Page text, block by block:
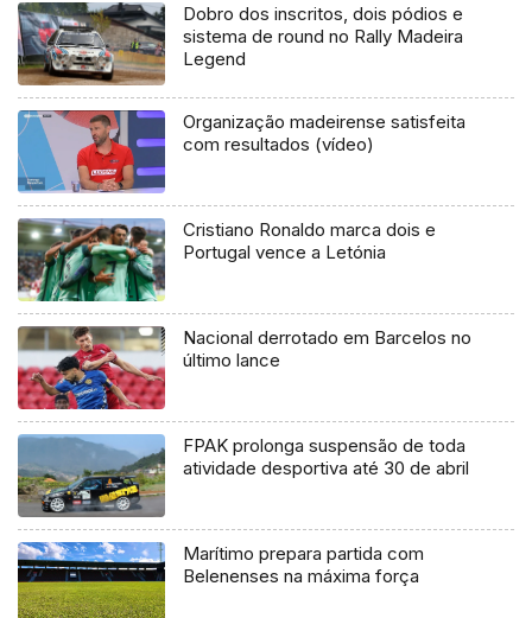
Dobro dos inscritos, dois pódios e
sistema de round no Rally Madeira
Legend
Organização madeirense satisfeita
com resultados (vídeo)
Cristiano Ronaldo marca dois e
Portugal vence a Letónia
Nacional derrotado em Barcelos no
último lance
FPAK prolonga suspensão de toda
atividade desportiva até 30 de abril
Marítimo prepara partida com
Belenenses na máxima força